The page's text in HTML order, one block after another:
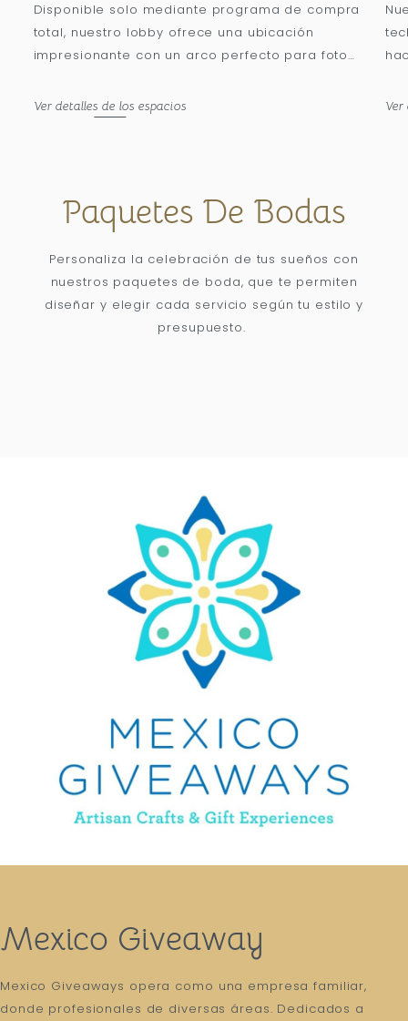
Disponible solo mediante programa de compra
total, nuestro lobby ofrece una ubicación
impresionante con un arco perfecto para fotos
que puede acomodar hasta 500 asistentes en
montaje de banquete.
Ver detalles de los espacios Ver
Paquetes De Bodas
Personaliza la celebración de tus sueños con
nuestros paquetes de boda, que te permiten
diseñar y elegir cada servicio según tu estilo y
presupuesto.
Mexico Giveaway
Mexico Giveaways opera como una empresa familiar,
donde profesionales de diversas áreas. Dedicados a